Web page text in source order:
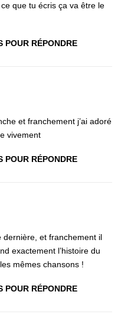
que tu écris ça va être le
POUR RÉPONDRE
et franchement j’ai adoré
vivement
POUR RÉPONDRE
dernière, et franchement il
exactement l’histoire du
mêmes chansons !
POUR RÉPONDRE